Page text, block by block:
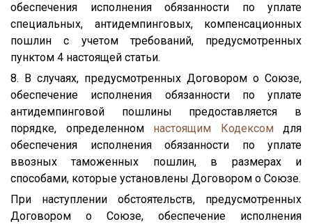
обеспечения исполнения обязанности по уплате
специальных, антидемпинговых, компенсационных
пошлин с учетом требований, предусмотренных
пунктом 4 настоящей статьи.
8. В случаях, предусмотренных Договором о Союзе,
обеспечение исполнения обязанности по уплате
антидемпинговой пошлины предоставляется в
порядке, определенном настоящим Кодексомдля
обеспечения исполнения обязанности по уплате
ввозных таможенных пошлин, в размерах и
способами, которые установлены Договором о Союзе.
При наступлении обстоятельств, предусмотренных
Договором о Союзе, обеспечение исполнения